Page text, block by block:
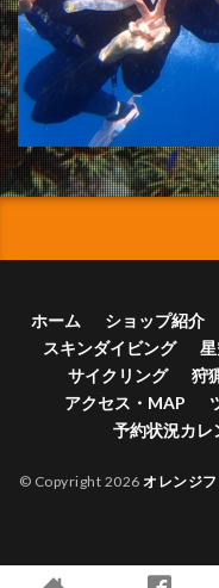
ホーム ショップ紹介
スキンダイビング
サイクリング
狩
アクセス・MAP
予約状況カレ
© Copyright 2026 オレンジ